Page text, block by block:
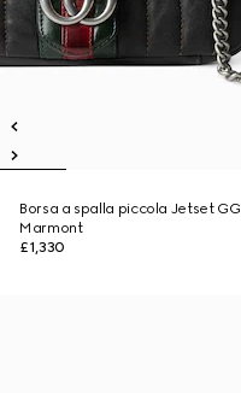
Borsa a spalla piccola Jetset GG
Marmont
£1,330